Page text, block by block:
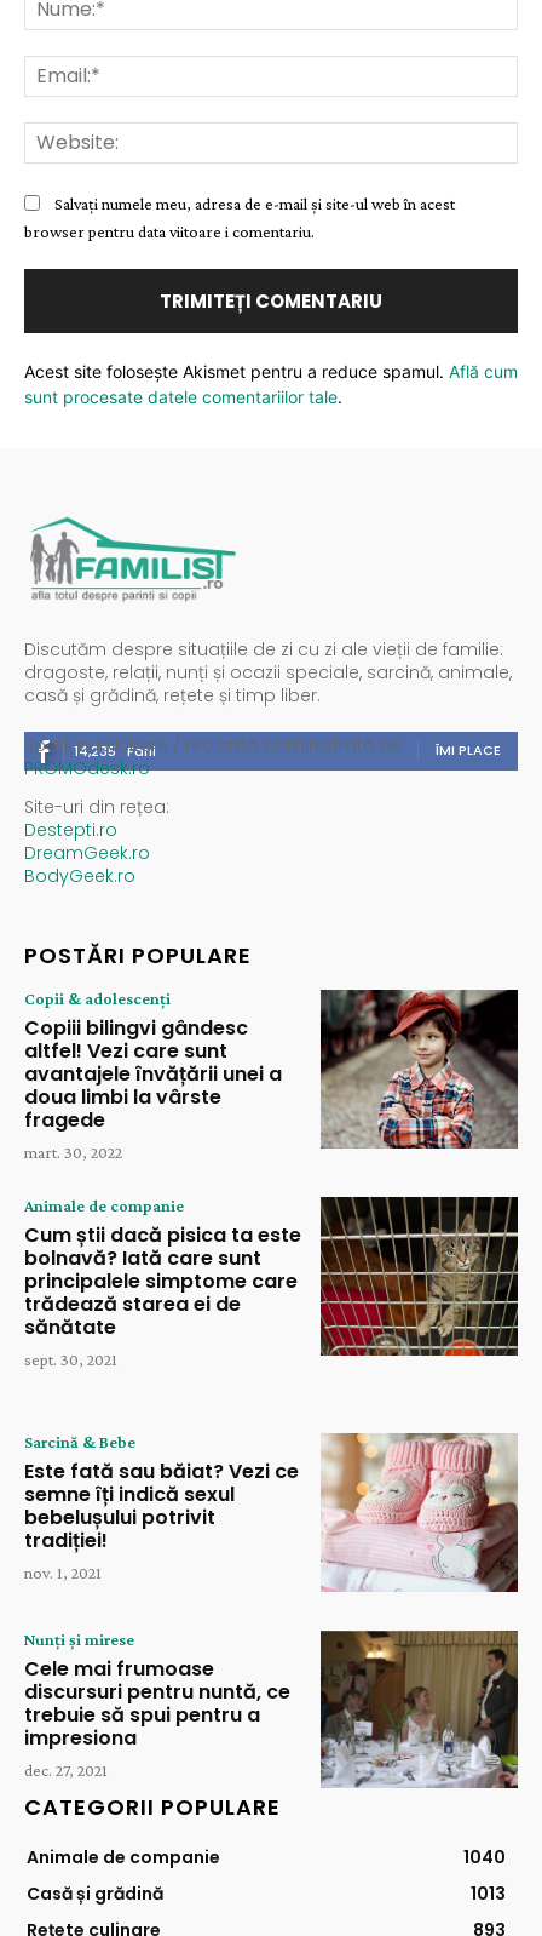
Salvați numele meu, adresa de e-mail și site-ul web în acest
browser pentru data viitoare i comentariu.
Acest site folosește Akismet pentru a reduce spamul. Află cum
sunt procesate datele comentariilor tale.
Discutăm despre situațiile de zi cu zi ale vieții de familie:
dragoste, relații, nunți și ocazii speciale, sarcină, animale,
casă și grădină, rețete și timp liber.
14,235 Fani ÎMI PLACE
Spații publicitare / reclamă administrată de
PROMOdesk.ro
Site-uri din rețea:
Destepti.ro
DreamGeek.ro
BodyGeek.ro
POSTĂRI POPULARE
Copii & adolescenți
Copiii bilingvi gândesc
altfel! Vezi care sunt
avantajele învățării unei a
doua limbi la vârste
fragede
mart. 30, 2022
Animale de companie
Cum știi dacă pisica ta este
bolnavă? Iată care sunt
principalele simptome care
trădează starea ei de
sănătate
sept. 30, 2021
Sarcină & Bebe
Este fată sau băiat? Vezi ce
semne îți indică sexul
bebelușului potrivit
tradiției!
nov. 1, 2021
Nunți și mirese
Cele mai frumoase
discursuri pentru nuntă, ce
trebuie să spui pentru a
impresiona
dec. 27, 2021
CATEGORII POPULARE
Animale de companie
1040
Casă și grădină
1013
Rețete culinare
893